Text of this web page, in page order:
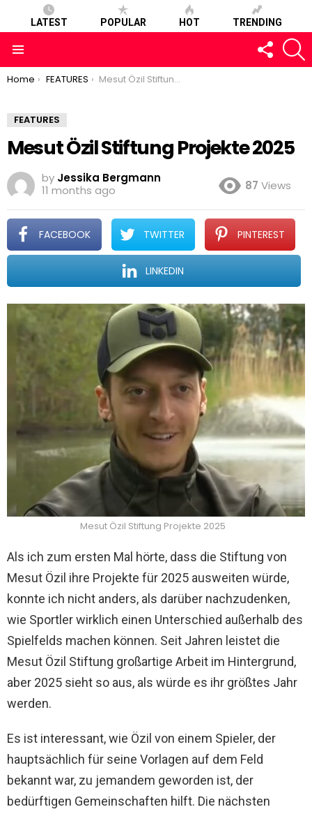
LATEST POPULAR HOT TRENDING
FOLLOW
US
You are here:
Home FEATURES Mesut Özil Stiftung Projekte 2025
FEATURES
Mesut Özil Stiftung Projekte 2025
by Jessika Bergmann
11 months ago
87 Views
FACEBOOK TWITTER PINTEREST
LINKEDIN
Mesut Özil Stiftung Projekte 2025
Als ich zum ersten Mal hörte, dass die Stiftung von
Mesut Özil ihre Projekte für 2025 ausweiten würde,
konnte ich nicht anders, als darüber nachzudenken,
wie Sportler wirklich einen Unterschied außerhalb des
Spielfelds machen können. Seit Jahren leistet die
Mesut Özil Stiftung großartige Arbeit im Hintergrund,
aber 2025 sieht so aus, als würde es ihr größtes Jahr
werden.
Es ist interessant, wie Özil von einem Spieler, der
hauptsächlich für seine Vorlagen auf dem Feld
bekannt war, zu jemandem geworden ist, der
bedürftigen Gemeinschaften hilft. Die nächsten